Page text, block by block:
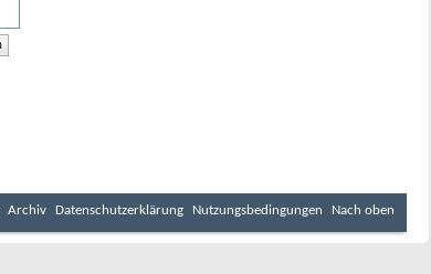
Archiv Datenschutzerklärung Nutzungsbedingungen Nach oben